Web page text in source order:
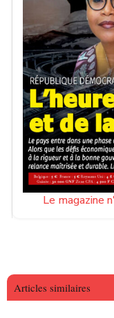
Le magazine
Articles similaires